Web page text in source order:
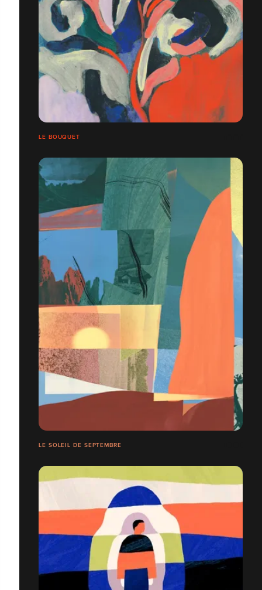
LE BOUQUET
LE SOLEIL DE SEPTEMBRE